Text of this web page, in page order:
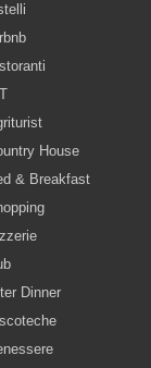
House
& Breakfast
Dinner